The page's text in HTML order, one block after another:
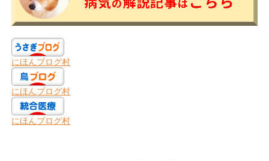
にほんブログ村
にほんブログ村
にほんブログ村